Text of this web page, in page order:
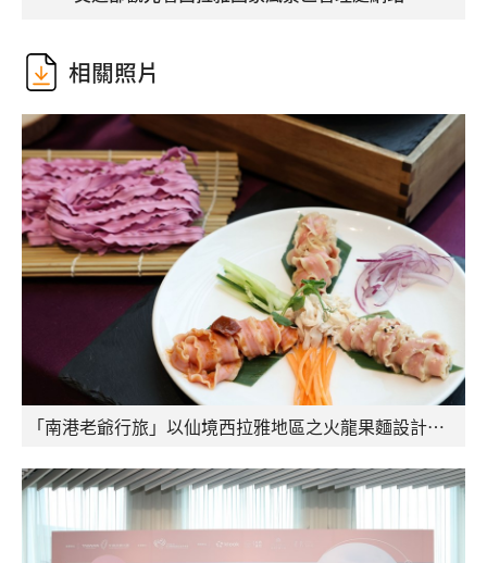
相關照片
「南港老爺行旅」以仙境西拉雅地區之火龍果麵設計早餐主題茶點